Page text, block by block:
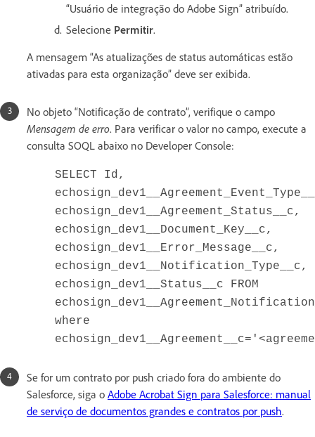
“Usuário de integração do Adobe Sign” atribuído.
Selecione Permitir.
A mensagem “As atualizações de status automáticas estão
ativadas para esta organização” deve ser exibida.
No objeto “Notificação de contrato”, verifique o campo
Mensagem de erro. Para verificar o valor no campo, execute a
consulta SOQL abaixo no Developer Console:
SELECT Id,
echosign_dev1__Agreement_Status__c,
echosign_dev1__Document_Key__c,
echosign_dev1__Error_Message__c,
echosign_dev1__Notification_Type__c,
echosign_dev1__Status__c FROM
where
Se for um contrato por push criado fora do ambiente do
Salesforce, siga o Adobe Acrobat Sign para Salesforce: manual
de serviço de documentos grandes e contratos por push.